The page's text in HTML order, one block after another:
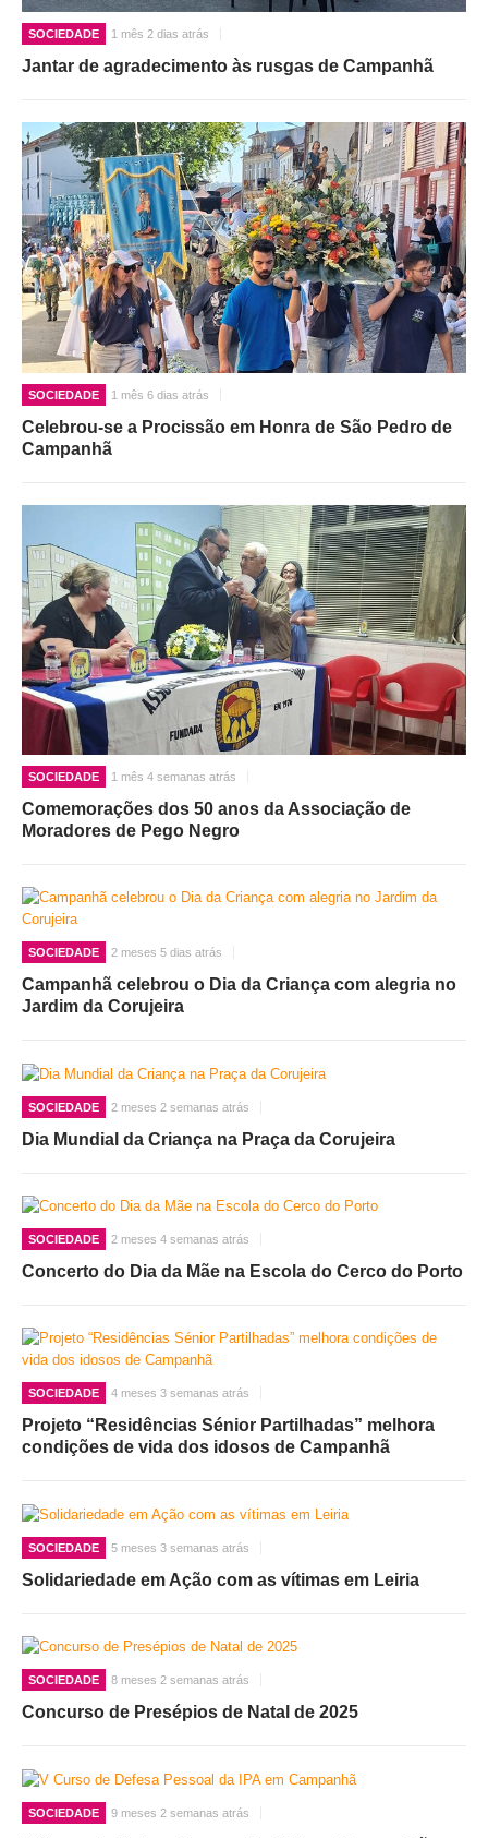
SOCIEDADE 1 mês 2 dias atrás
Jantar de agradecimento às rusgas de Campanhã
SOCIEDADE 1 mês 6 dias atrás
Celebrou-se a Procissão em Honra de São Pedro de
Campanhã
SOCIEDADE 1 mês 4 semanas atrás
Comemorações dos 50 anos da Associação de
Moradores de Pego Negro
SOCIEDADE 2 meses 5 dias atrás
Campanhã celebrou o Dia da Criança com alegria no
Jardim da Corujeira
SOCIEDADE 2 meses 2 semanas atrás
Dia Mundial da Criança na Praça da Corujeira
SOCIEDADE 2 meses 4 semanas atrás
Concerto do Dia da Mãe na Escola do Cerco do Porto
SOCIEDADE 4 meses 3 semanas atrás
Projeto “Residências Sénior Partilhadas” melhora
condições de vida dos idosos de Campanhã
SOCIEDADE 5 meses 3 semanas atrás
Solidariedade em Ação com as vítimas em Leiria
SOCIEDADE 8 meses 2 semanas atrás
Concurso de Presépios de Natal de 2025
SOCIEDADE 9 meses 2 semanas atrás